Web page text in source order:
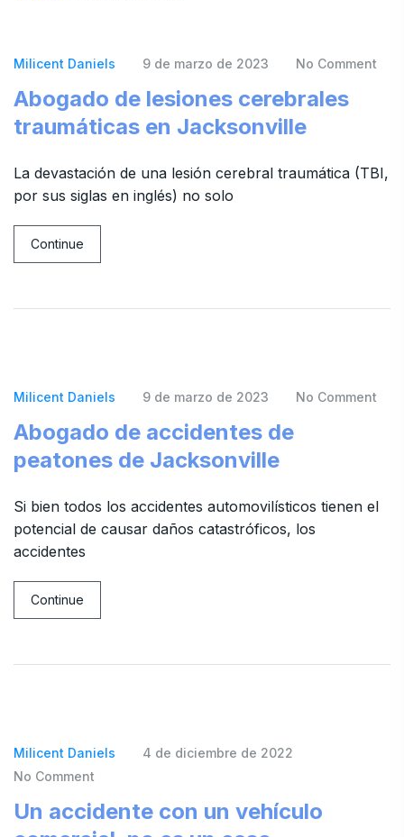
Milicent Daniels 9 de marzo de 2023 No Comment
Abogado de lesiones cerebrales
traumáticas en Jacksonville
La devastación de una lesión cerebral traumática (TBI,
por sus siglas en inglés) no solo
Continue
Milicent Daniels 9 de marzo de 2023 No Comment
Abogado de accidentes de
peatones de Jacksonville
Si bien todos los accidentes automovilísticos tienen el
potencial de causar daños catastróficos, los
accidentes
Continue
Milicent Daniels
4 de diciembre de 2022
No Comment
Un accidente con un vehículo